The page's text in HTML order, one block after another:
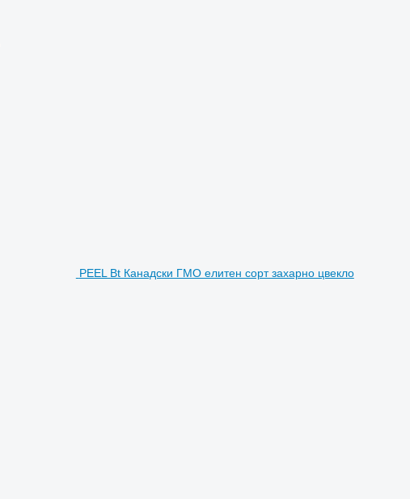
PEEL Bt Канадски ГМО елитен сорт захарно цвекло